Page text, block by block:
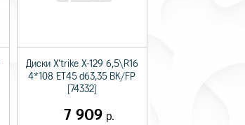
Диски X'trike X-129 6,5\R16
4*108 ET45 d63,35 BK/FP
[74332]
7 909р.